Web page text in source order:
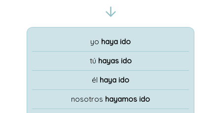
yo haya ido
tú hayas ido
él haya ido
nosotros hayamos ido